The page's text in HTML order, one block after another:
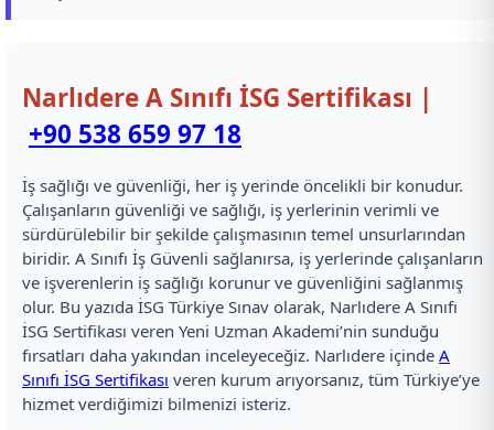
Narlıdere A Sınıfı İSG Sertifikası |
+90 538 659 97 18
İş sağlığı ve güvenliği, her iş yerinde öncelikli bir konudur.
Çalışanların güvenliği ve sağlığı, iş yerlerinin verimli ve
sürdürülebilir bir şekilde çalışmasının temel unsurlarından
biridir. A Sınıfı İş Güvenli sağlanırsa, iş yerlerinde çalışanların
ve işverenlerin iş sağlığı korunur ve güvenliğini sağlanmış
olur. Bu yazıda İSG Türkiye Sınav olarak, Narlıdere A Sınıfı
İSG Sertifikası veren Yeni Uzman Akademi’nin sunduğu
fırsatları daha yakından inceleyeceğiz. Narlıdere içinde A
Sınıfı İSG Sertifikası veren kurum arıyorsanız, tüm Türkiye’ye
hizmet verdiğimizi bilmenizi isteriz.